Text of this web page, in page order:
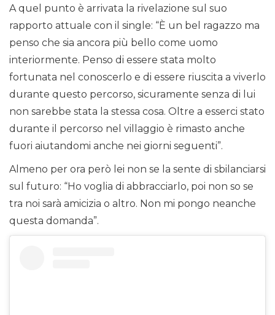
A quel punto è arrivata la rivelazione sul suo
rapporto attuale con il single: “È un bel ragazzo ma
penso che sia ancora più bello come uomo
interiormente. Penso di essere stata molto
fortunata nel conoscerlo e di essere riuscita a viverlo
durante questo percorso, sicuramente senza di lui
non sarebbe stata la stessa cosa. Oltre a esserci stato
durante il percorso nel villaggio è rimasto anche
fuori aiutandomi anche nei giorni seguenti”.
Almeno per ora però lei non se la sente di sbilanciarsi
sul futuro: “Ho voglia di abbracciarlo, poi non so se
tra noi sarà amicizia o altro. Non mi pongo neanche
questa domanda”.